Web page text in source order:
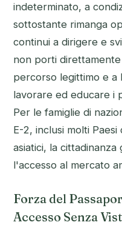
indeterminato, a
sottostante rimanga
continui a dirigere e
non porti
percorso legittimo e
lavorare ed educare i
Per le famiglie di
E-2, inclusi molti
asiatici, la
l'accesso al mercato
Forza del
Accesso Senza